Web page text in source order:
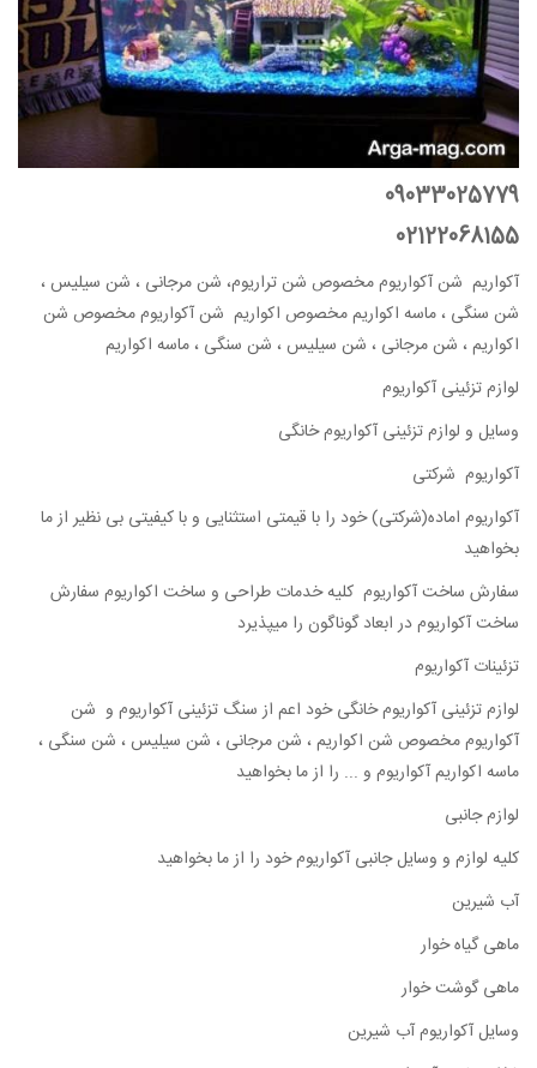
09033025779
02122068155
آکواریم شن آکواریوم مخصوص شن تراریوم، شن مرجانی ، شن سیلیس ،
شن سنگی ، ماسه اکواریم مخصوص اکواریم شن آکواریوم مخصوص شن
اکواریم ، شن مرجانی ، شن سیلیس ، شن سنگی ، ماسه اکواریم
لوازم تزئینی آکواریوم
وسایل و لوازم تزئینی آکواریوم خانگی
آکواریوم شرکتی
آکواریوم اماده(شرکتی) خود را با قیمتی استثنایی و با کیفیتی بی نظیر از ما
بخواهید
سفارش ساخت آکواریوم کلیه خدمات طراحی و ساخت اکواریوم سفارش
ساخت آکواریوم در ابعاد گوناگون را میپذیرد
تزئینات آکواریوم
لوازم تزئینی آکواریوم خانگی خود اعم از سنگ تزئینی آکواریوم و شن
آکواریوم مخصوص شن اکواریم ، شن مرجانی ، شن سیلیس ، شن سنگی ،
ماسه اکواریم آکواریوم و ... را از ما بخواهید
لوازم جانبی
کلیه لوازم و وسایل جانبی آکواریوم خود را از ما بخواهید
آب شیرین
ماهی گیاه خوار
ماهی گوشت خوار
وسایل آکواریوم آب شیرین